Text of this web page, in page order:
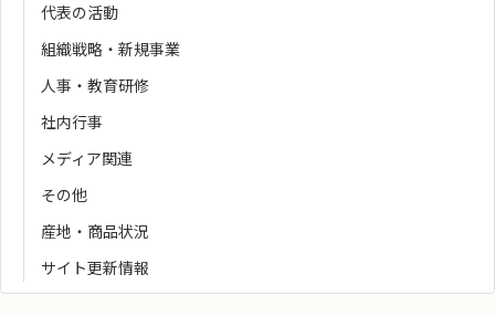
代表の活動
組織戦略・新規事業
人事・教育研修
社内行事
メディア関連
その他
産地・商品状況
サイト更新情報